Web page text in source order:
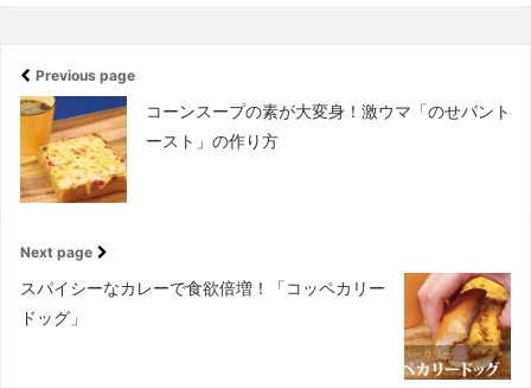
Previous page
コーンスープの素が大変身！激ウマ「のせパント
ースト」の作り方
Next page
スパイシーなカレーで食欲倍増！「コッペカリー
ドッグ」